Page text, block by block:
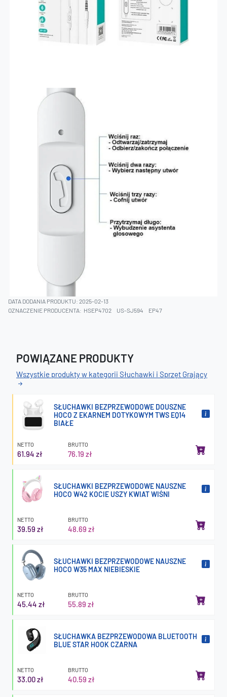
DATA DODANIA PRODUKTU: 2025-02-13
OZNACZENIE PRODUCENTA: HSEP4702 US-SJ594 EP47
POWIĄZANE PRODUKTY
Wszystkie produkty w kategorii Słuchawki i Sprzęt Grający
SŁUCHAWKI BEZPRZEWODOWE DOUSZNE
HOCO Z EKARNEM DOTYKOWYM TWS EQ14
BIAŁE
NETTO
61.94 zł
BRUTTO
76.19 zł
SŁUCHAWKI BEZPRZEWODOWE NAUSZNE
HOCO W42 KOCIE USZY KWIAT WIŚNI
NETTO
39.59 zł
BRUTTO
48.69 zł
SŁUCHAWKI BEZPRZEWODOWE NAUSZNE
HOCO W35 MAX NIEBIESKIE
NETTO
45.44 zł
BRUTTO
55.89 zł
SŁUCHAWKA BEZPRZEWODOWA BLUETOOTH
BLUE STAR HOOK CZARNA
NETTO
33.00 zł
BRUTTO
40.59 zł